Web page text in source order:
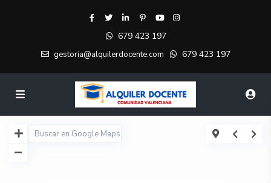
679 423 197
gestoria@alquilerdocente.com 679 423 197